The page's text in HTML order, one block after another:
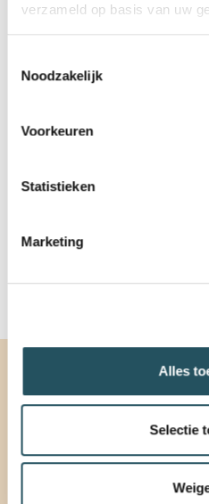
verzameld op basis van uw
Noodzakelijk
Voorkeuren
Statistieken
Marketing
Alles
Selectie
Tijdensactiviteiten
In de schoolvakanties
13.00 uur, za van 9.00-
9 AUGUSTUS -